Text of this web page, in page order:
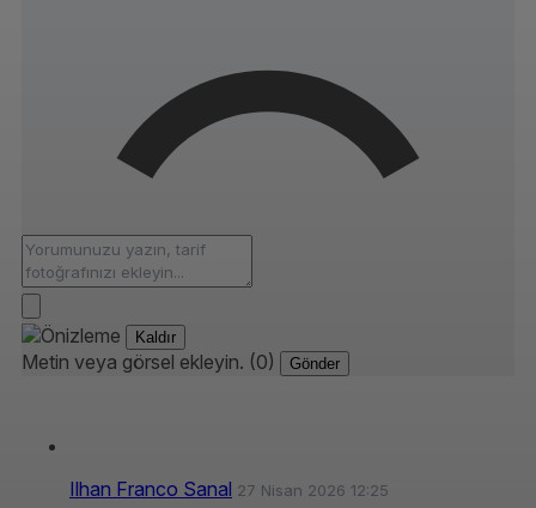
Kaldır
Metin veya görsel ekleyin. (0) Gönder
Ilhan Franco Sanal 27 Nisan 2026 12:25